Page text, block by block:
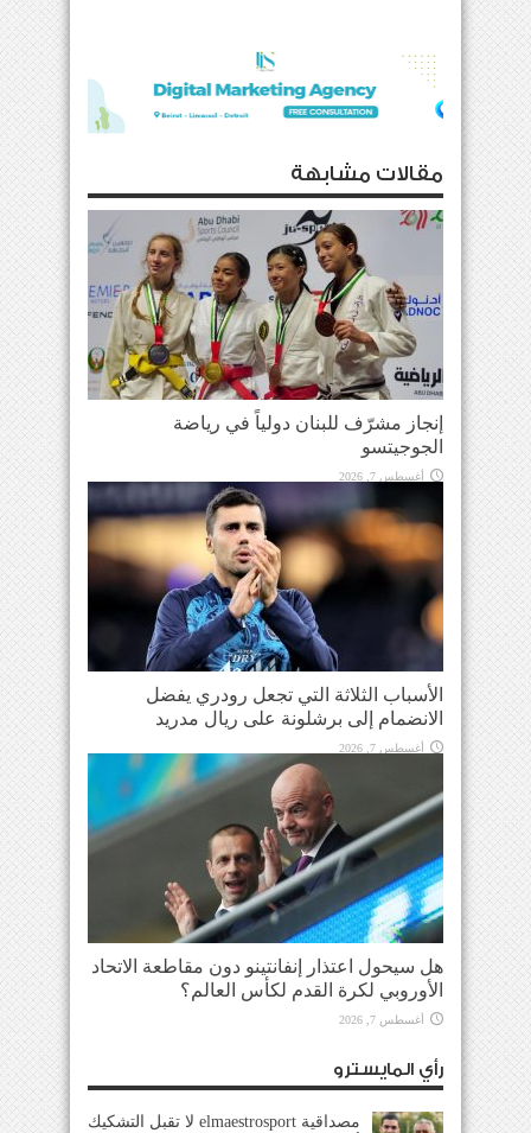
مقالات مشابهة
إنجاز مشرّف للبنان دولياً في رياضة
الجوجيتسو
أغسطس 7, 2026
الأسباب الثلاثة التي تجعل رودري يفضل
الانضمام إلى برشلونة على ريال مدريد
أغسطس 7, 2026
هل سيحول اعتذار إنفانتينو دون مقاطعة الاتحاد
الأوروبي لكرة القدم لكأس العالم؟
أغسطس 7, 2026
رأي المايسترو
مصداقية elmaestrosport لا تقبل التشكيك